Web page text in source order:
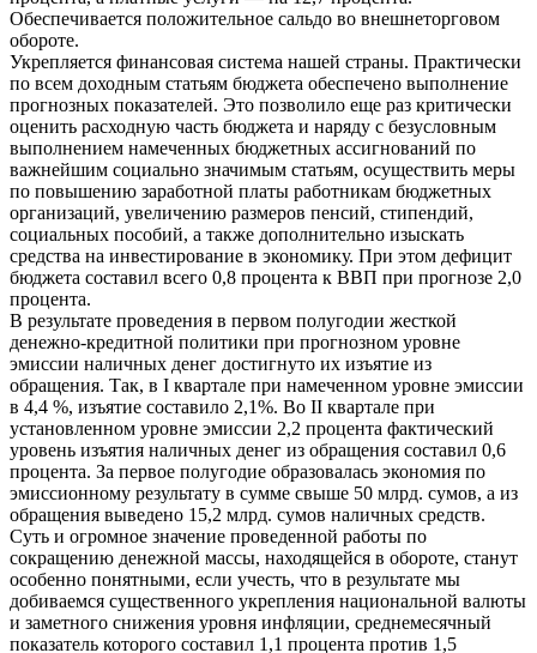
Обеспечивается положительное сальдо во внешнеторговом
обороте.
Укрепляется финансовая система нашей страны. Практически
по всем доходным статьям бюджета обеспечено выполнение
прогнозных показателей. Это позволило еще раз критически
оценить расходную часть бюджета и наряду с безусловным
выполнением намеченных бюджетных ассигнований по
важнейшим социально значимым статьям, осуществить меры
по повышению заработной платы работникам бюджетных
организаций, увеличению размеров пенсий, стипендий,
социальных пособий, а также дополнительно изыскать
средства на инвестирование в экономику. При этом дефицит
бюджета составил всего 0,8 процента к ВВП при прогнозе 2,0
процента.
В результате проведения в первом полугодии жесткой
денежно-кредитной политики при прогнозном уровне
эмиссии наличных денег достигнуто их изъятие из
обращения. Так, в I квартале при намеченном уровне эмиссии
в 4,4 %, изъятие составило 2,1%. Во II квартале при
установленном уровне эмиссии 2,2 процента фактический
уровень изъятия наличных денег из обращения составил 0,6
процента. За первое полугодие образовалась экономия по
эмиссионному результату в сумме свыше 50 млрд. сумов, а из
обращения выведено 15,2 млрд. сумов наличных средств.
Суть и огромное значение проведенной работы по
сокращению денежной массы, находящейся в обороте, станут
особенно понятными, если учесть, что в результате мы
добиваемся существенного укрепления национальной валюты
и заметного снижения уровня инфляции, среднемесячный
показатель которого составил 1,1 процента против 1,5